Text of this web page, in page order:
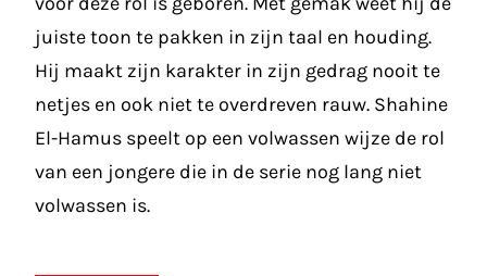
juiste toon te pakken in zijn taal en houding.
Hij maakt zijn karakter in zijn gedrag nooit te
netjes en ook niet te overdreven rauw. Shahine
El-Hamus speelt op een volwassen wijze de rol
van een jongere die in de serie nog lang niet
volwassen is.